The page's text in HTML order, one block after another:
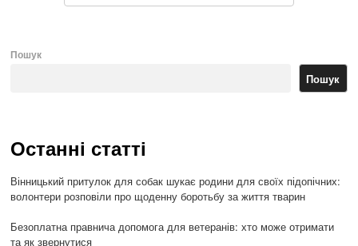
Пошук
Пошук
Останні статті
Вінницький притулок для собак шукає родини для своїх підопічних:
волонтери розповіли про щоденну боротьбу за життя тварин
Безоплатна правнича допомога для ветеранів: хто може отримати
та як звернутися